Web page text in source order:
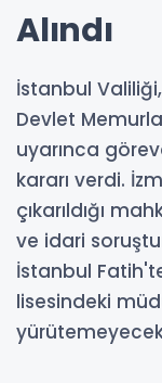
Alındı
İstanbul Valiliği,
Devlet
uyarınca
kararı verdi.
çıkarıldığı
ve idari
İstanbul
lisesindeki